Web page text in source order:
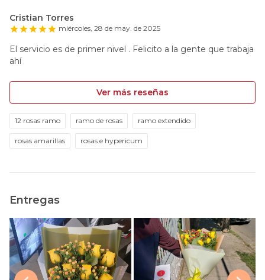
Cristian Torres
miércoles, 28 de may. de 2025
El servicio es de primer nivel . Felicito a la gente que trabaja
ahí
Ver más reseñas
12 rosas ramo ramo de rosas ramo extendido
rosas amarillas rosas e hypericum
Entregas